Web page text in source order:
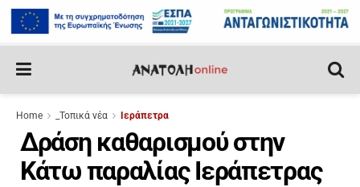
Home _Τοπικά νέα Ιεράπετρα
Δράση καθαρισμού στην
Κάτω παραλίας Ιεράπετρας